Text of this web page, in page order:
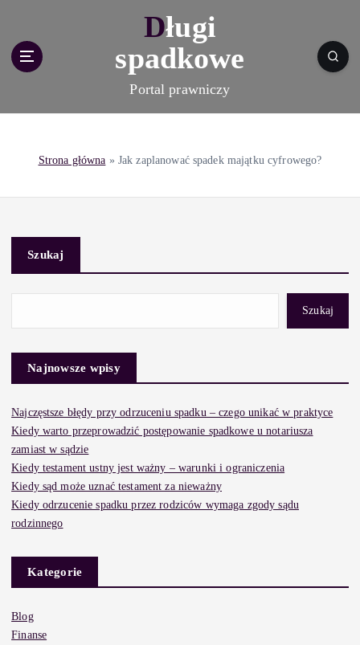
Długi
spadkowe
Portal prawniczy
Strona główna » Jak zaplanować spadek majątku cyfrowego?
Szukaj
Szukaj
Najnowsze wpisy
Najczęstsze błędy przy odrzuceniu spadku – czego unikać w praktyce
Kiedy warto przeprowadzić postępowanie spadkowe u notariusza
zamiast w sądzie
Kiedy testament ustny jest ważny – warunki i ograniczenia
Kiedy sąd może uznać testament za nieważny
Kiedy odrzucenie spadku przez rodziców wymaga zgody sądu
rodzinnego
Kategorie
Blog
Finanse